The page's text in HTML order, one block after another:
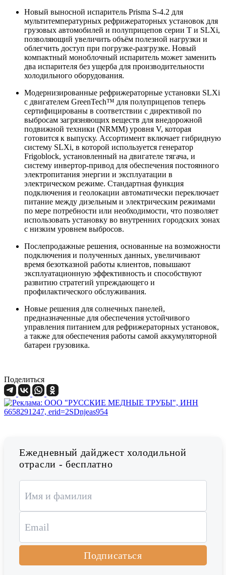
Новый выносной испаритель Prisma S-4.2 для
мультитемпературных рефрижераторных установок для
грузовых автомобилей и полуприцепов серии T и SLXi,
позволяющий увеличить объём полезной нагрузки и
облегчить доступ при погрузке-разгрузке. Новый
компактный моноблочный испаритель может заменить
два испарителя без ущерба для производительности
холодильного оборудования.
Модернизированные рефрижераторные установки SLXi
с двигателем GreenTech™ для полуприцепов теперь
сертифицированы в соответствии с директивой по
выбросам загрязняющих веществ для внедорожной
подвижной техники (NRMM) уровня V, которая
готовится к выпуску. Ассортимент включает гибридную
систему SLXi, в которой используется генератор
Frigoblock, установленный на двигателе тягача, и
систему инвертор-привод для обеспечения постоянного
электропитания энергии и эксплуатации в
электрическом режиме. Стандартная функция
подключения и геолокации автоматически переключает
питание между дизельным и электрическим режимами
по мере потребности или необходимости, что позволяет
использовать установку во внутренних городских зонах
с низким уровнем выбросов.
Послепродажные решения, основанные на возможности
подключения и полученных данных, увеличивают
время безотказной работы клиентов, повышают
эксплуатационную эффективность и способствуют
развитию стратегий упреждающего и
профилактического обслуживания.
Новые решения для солнечных панелей,
предназначенные для обеспечения устойчивого
управления питанием для рефрижераторных установок,
а также для обеспечения работы самой аккумуляторной
батареи грузовика.
Поделиться
Ежедневный дайджест холодильной
отрасли - бесплатно
Подписаться